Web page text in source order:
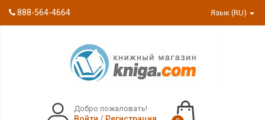
888-564-4664 Язык (RU)
Добро пожаловать!